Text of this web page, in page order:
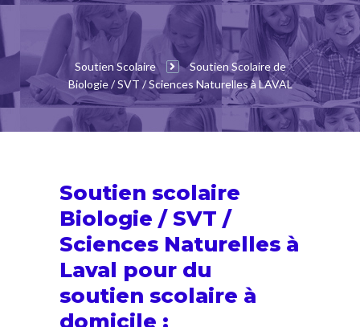
Soutien Scolaire
Soutien Scolaire de
Biologie / SVT / Sciences Naturelles à LAVAL
Soutien scolaire
Biologie / SVT /
Sciences Naturelles à
Laval pour du
soutien scolaire à
domicile :